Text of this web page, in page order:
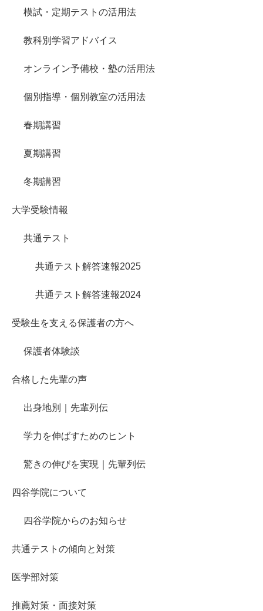
模試・定期テストの活用法
教科別学習アドバイス
オンライン予備校・塾の活用法
個別指導・個別教室の活用法
春期講習
夏期講習
冬期講習
大学受験情報
共通テスト
共通テスト解答速報2025
共通テスト解答速報2024
受験生を支える保護者の方へ
保護者体験談
合格した先輩の声
出身地別｜先輩列伝
学力を伸ばすためのヒント
驚きの伸びを実現｜先輩列伝
四谷学院について
四谷学院からのお知らせ
共通テストの傾向と対策
医学部対策
推薦対策・面接対策